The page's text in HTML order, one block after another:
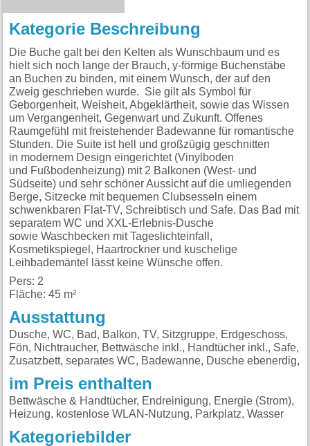
Kategorie Beschreibung
Die Buche galt bei den Kelten als Wunschbaum und es
hielt sich noch lange der Brauch, y-förmige Buchenstäbe
an Buchen zu binden, mit einem Wunsch, der auf den
Zweig geschrieben wurde. Sie gilt als Symbol für
Geborgenheit, Weisheit, Abgeklärtheit, sowie das Wissen
um Vergangenheit, Gegenwart und Zukunft. Offenes
Raumgefühl mit freistehender Badewanne für romantische
Stunden. Die Suite ist hell und großzügig geschnitten
in modernem Design eingerichtet (Vinylboden
und Fußbodenheizung) mit 2 Balkonen (West- und
Südseite) und sehr schöner Aussicht auf die umliegenden
Berge, Sitzecke mit bequemen Clubsesseln einem
schwenkbaren Flat-TV, Schreibtisch und Safe. Das Bad mit
separatem WC und XXL-Erlebnis-Dusche
sowie Waschbecken mit Tageslichteinfall,
Kosmetikspiegel, Haartrockner und kuschelige
Leihbademäntel lässt keine Wünsche offen.
Pers: 2
Fläche: 45 m²
Ausstattung
Dusche, WC, Bad, Balkon, TV, Sitzgruppe, Erdgeschoss,
Fön, Nichtraucher, Bettwäsche inkl., Handtücher inkl., Safe,
Zusatzbett, separates WC, Badewanne, Dusche ebenerdig,
im Preis enthalten
Bettwäsche & Handtücher, Endreinigung, Energie (Strom),
Heizung, kostenlose WLAN-Nutzung, Parkplatz, Wasser
Kategoriebilder